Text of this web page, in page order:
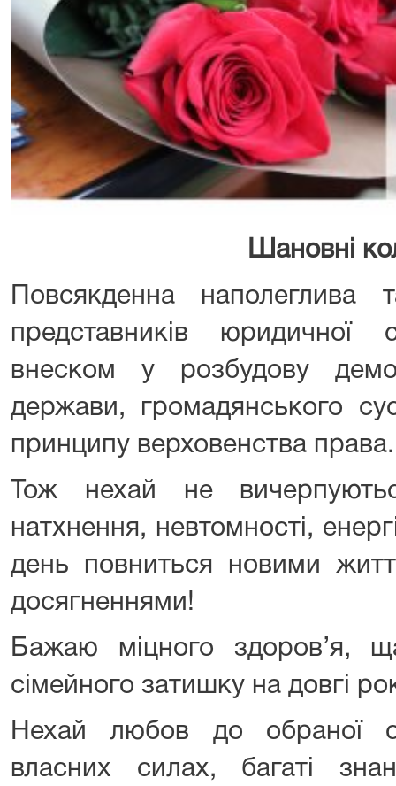
Шановні
Повсякденна наполеглива
представників юридичної
внеском у розбудову
держави, громадянського
принципу верховенства права.
Тож нехай не
натхнення, невтомності,
день повниться новими
досягненнями!
Бажаю міцного здоров’я,
сімейного затишку на довгі
Нехай любов до обраної
власних силах, багаті